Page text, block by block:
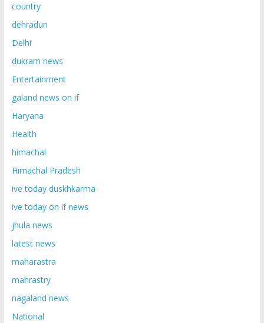
country
dehradun
Delhi
dukram news
Entertainment
galand news on if
Haryana
Health
himachal
Himachal Pradesh
ive today duskhkarma
ive today on if news
jhula news
latest news
maharastra
mahrastry
nagaland news
National